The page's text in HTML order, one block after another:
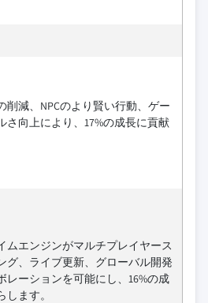
削減、NPCのより賢い行動、ゲー
さ向上により、17%の成長に貢献
ムエンジンがマルチプレイヤース
グ、ライブ更新、グローバル開発
レーションを可能にし、16%の成
します。